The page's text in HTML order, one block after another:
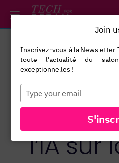
Tour
l’IA sur
*/
Join
Inscrivez-vous à la Newsletter
toute l'actualité du
exceptionnelles !
Type
your
email